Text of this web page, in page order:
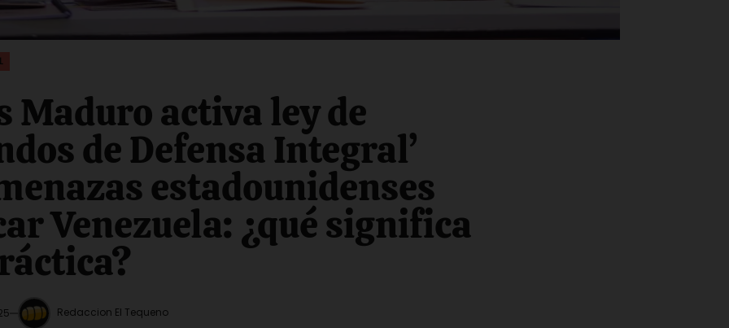
Maduro activa ley de
de Defensa Integral’
estadounidenses
Venezuela: ¿qué significa
Redaccion El Tequeno